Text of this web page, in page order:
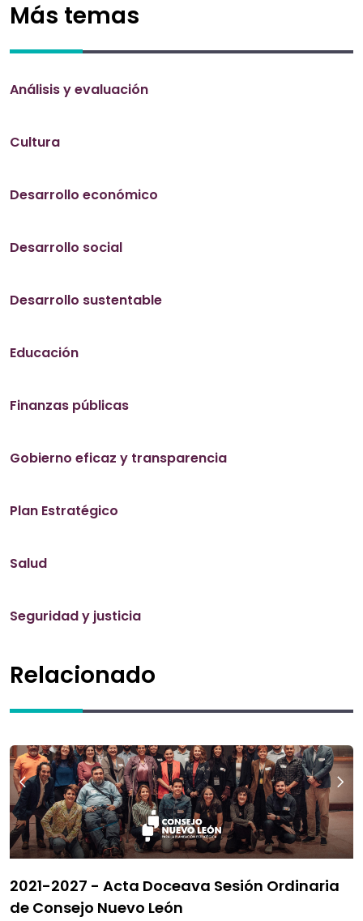
Más temas
Análisis y evaluación
Cultura
Desarrollo económico
Desarrollo social
Desarrollo sustentable
Educación
Finanzas públicas
Gobierno eficaz y transparencia
Plan Estratégico
Salud
Seguridad y justicia
Relacionado
2021-2027 - Acta Doceava Sesión Ordinaria
de Consejo Nuevo León